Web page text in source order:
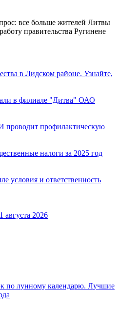
все больше жителей Литвы
правительства Ругинене
в Лидском районе. Узнайте,
в филиале "Дитва" ОАО
проводит профилактическую
налоги за 2025 год
условия и ответственность
августа 2026
по лунному календарю. Лучшие